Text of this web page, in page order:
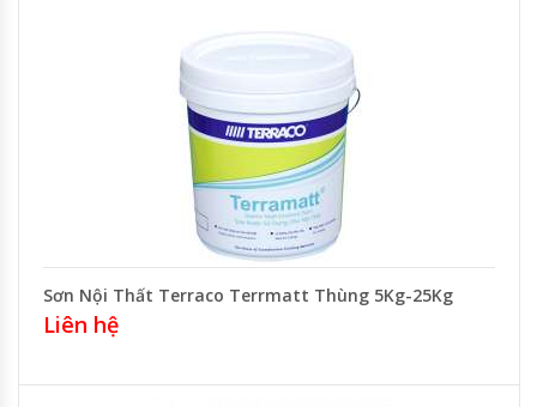
Sơn Nội Thất Terraco Terrmatt Thùng 5Kg-25Kg
Liên hệ